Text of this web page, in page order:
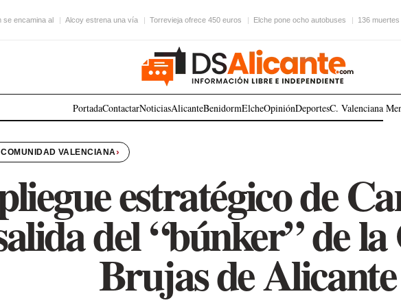
se encamina al Alcoy estrena una vía Torrevieja ofrece 450 euros Elche pone ocho autobuses 136
PortadaContactarNoticiasAlicanteBenidormElcheOpiniónDeportesC. Valenciana
VALENCIANA›
estratégico de
del “búnker” de la
Brujas de Alicante